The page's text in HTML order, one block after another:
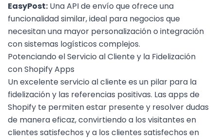
EasyPost: Una API de envío que ofrece una
funcionalidad similar, ideal para negocios que
necesitan una mayor personalización o integración
con sistemas logísticos complejos.
Potenciando el Servicio al Cliente y la Fidelización
con Shopify Apps
Un excelente servicio al cliente es un pilar para la
fidelización y las referencias positivas. Las apps de
Shopify te permiten estar presente y resolver dudas
de manera eficaz, convirtiendo a los visitantes en
clientes satisfechos y a los clientes satisfechos en